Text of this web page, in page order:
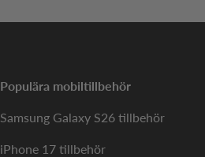
Populära mobiltillbehör
Samsung Galaxy S26 tillbehör
iPhone 17 tillbehör